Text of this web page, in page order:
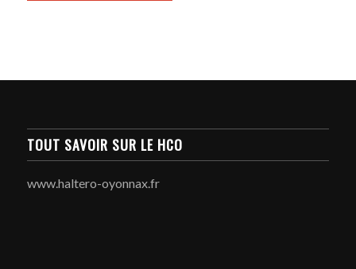
TOUT SAVOIR SUR LE HCO
www.haltero-oyonnax.fr